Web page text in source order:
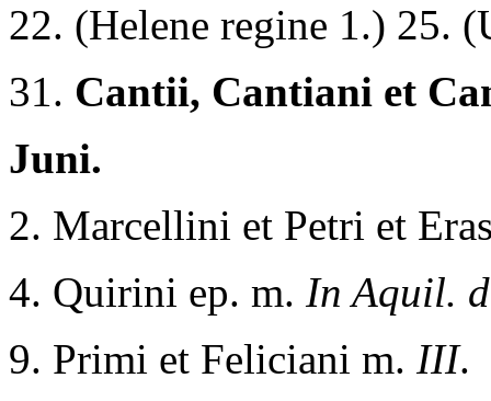
22. (Helene regine 1.) 25.
31. Cantii, Cantiani et
Juni.
2. Marcellini et Petri et
4. Quirini ep. m. In Aquil.
9. Primi et Feliciani m. III.